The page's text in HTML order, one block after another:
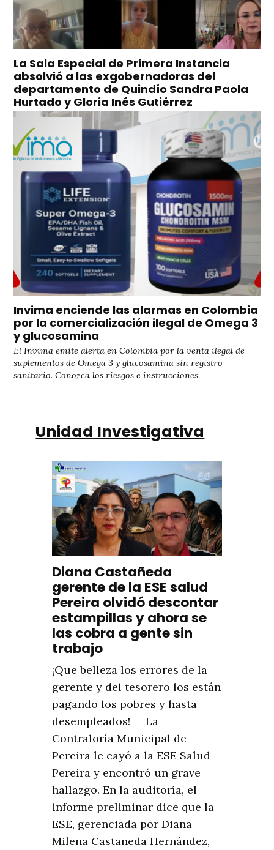
La Sala Especial de Primera Instancia
absolvió a las exgobernadoras del
departamento de Quindío Sandra Paola
Hurtado y Gloria Inés Gutiérrez
Invima enciende las alarmas en Colombia
por la comercialización ilegal de Omega 3
y glucosamina
El Invima emite alerta en Colombia por la venta ilegal de
suplementos de Omega 3 y glucosamina sin registro
sanitario. Conozca los riesgos e instrucciones.
Unidad Investigativa
Diana Castañeda
gerente de la ESE salud
Pereira olvidó descontar
estampillas y ahora se
las cobra a gente sin
trabajo
¡Que belleza los errores de la
gerente y del tesorero los están
pagando los pobres y hasta
desempleados! La
Contraloría Municipal de
Pereira le cayó a la ESE Salud
Pereira y encontró un grave
hallazgo. En la auditoría, el
informe preliminar dice que la
ESE, gerenciada por Diana
Milena Castañeda Hernández,